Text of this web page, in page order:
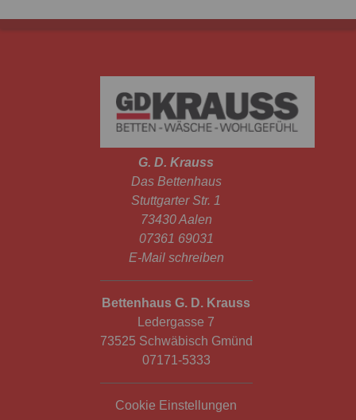
G. D. Krauss
Das Bettenhaus
Stuttgarter Str. 1
73430 Aalen
07361 69031
E-Mail schreiben
Bettenhaus G. D. Krauss
Ledergasse 7
73525 Schwäbisch Gmünd
07171-5333
Cookie Einstellungen